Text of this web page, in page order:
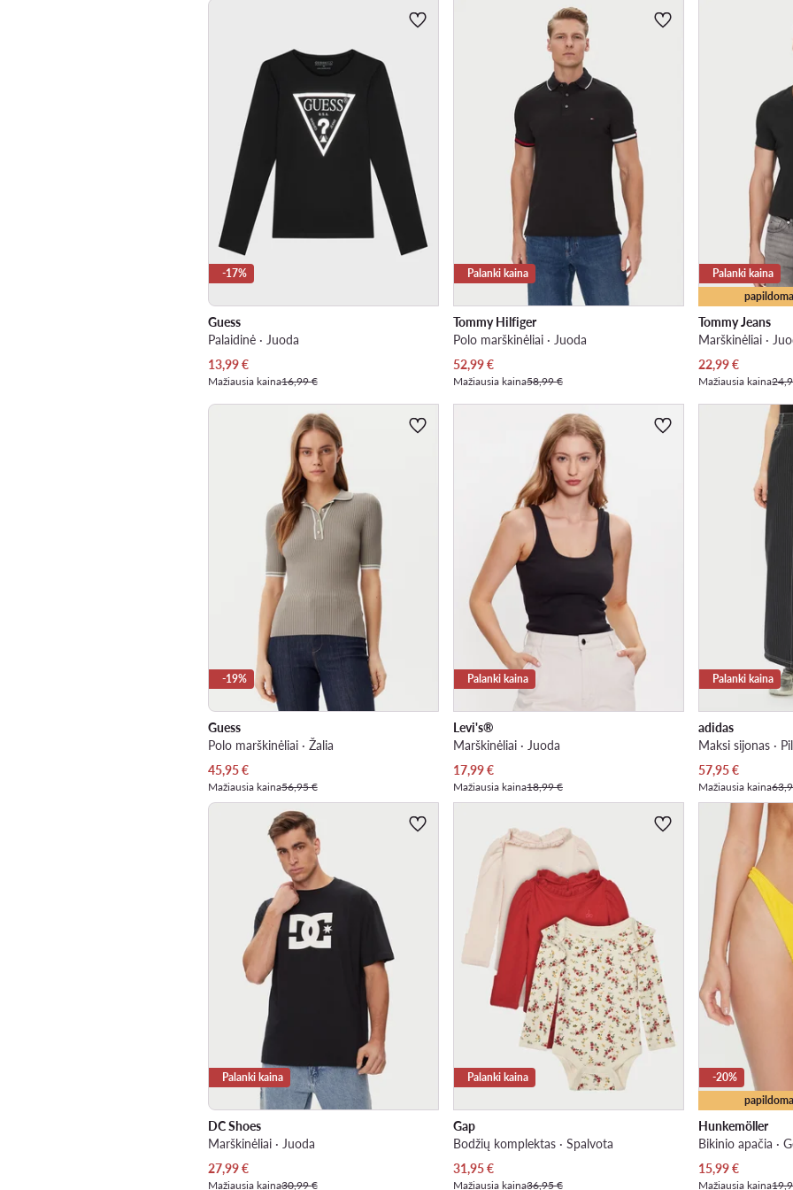
-17%
Guess
Palaidinė · Juoda
Dabartinė kaina
13,99€
Mažiausia kaina16,99 €
Palanki kaina
Tommy Hilfiger
Polo marškinėliai · Juoda
Dabartinė kaina
52,99€
Mažiausia kaina58,99 €
Palanki kaina
Tommy Jeans
Marškinėliai ·
Dabartinė kaina
22,99€
Mažiausia kaina
-19%
Guess
Polo marškinėliai · Žalia
Dabartinė kaina
45,95€
Mažiausia kaina56,95 €
Palanki kaina
Levi's®
Marškinėliai · Juoda
Dabartinė kaina
17,99€
Mažiausia kaina18,99 €
Palanki kaina
adidas
Maksi sijonas ·
Dabartinė kaina
57,95€
Mažiausia kaina
Palanki kaina
DC Shoes
Marškinėliai · Juoda
Dabartinė kaina
27,99€
Mažiausia kaina30,99 €
Palanki kaina
Gap
Bodžių komplektas · Spalvota
Dabartinė kaina
31,95€
Mažiausia kaina36,95 €
-20%
Hunkemöller
Bikinio apačia ·
Dabartinė kaina
15,99€
Mažiausia kaina